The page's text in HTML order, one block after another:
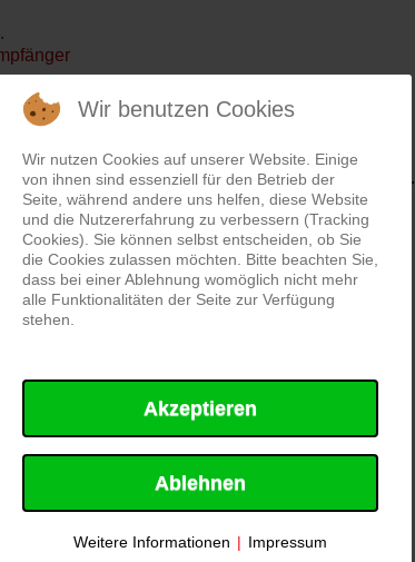
Landeplatzes für den Christoph 1 alarmiert.
Wir benutzen Cookies
Wir nutzen Cookies auf unserer Website. Einige
von ihnen sind essenziell für den Betrieb der
Seite, während andere uns helfen, diese Website
und die Nutzererfahrung zu verbessern (Tracking
Cookies). Sie können selbst entscheiden, ob Sie
die Cookies zulassen möchten. Bitte beachten Sie,
dass bei einer Ablehnung womöglich nicht mehr
alle Funktionalitäten der Seite zur Verfügung
stehen.
Akzeptieren
Ablehnen
Weitere Informationen | Impressum